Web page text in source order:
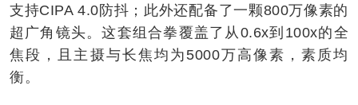
支持CIPA 4.0防抖；此外还配备了一颗800万像素的
超广角镜头。这套组合拳覆盖了从0.6x到100x的全
焦段，且主摄与长焦均为5000万高像素，素质均
衡。